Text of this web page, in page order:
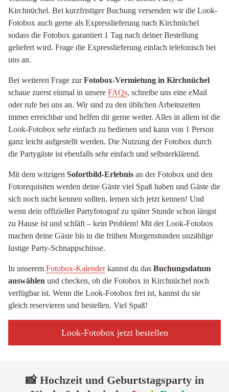
Kirchnüchel. Bei kurzfristiger Buchung versenden wir die Look-
Fotobox auch gerne als Expresslieferung nach Kirchnüchel
sodass die Fotobox garantiert 1 Tag nach deiner Bestellung
geliefert wird. Frage die Expresslieferung einfach telefonisch bei
uns an.
Bei weiteren Frage zurFotobox-Vermietung in Kirchnüchel
schaue zuerst einmal in unsere FAQs, schreibe uns eine eMail
oder rufe bei uns an. Wir sind zu den üblichen Arbeitszeiten
immer erreichbar und helfen dir gerne weiter. Alles in allem ist die
Look-Fotobox sehr einfach zu bedienen und kann von 1 Person
ganz leicht aufgestellt werden. Die Nutzung der Fotobox durch
die Partygäste ist ebenfalls sehr einfach und selbsterklärend.
Mit dem witzigen Sofortbild-Erlebnis an der Fotobox und den
Fotorequisiten werden deine Gäste viel Spaß haben und Gäste die
sich noch nicht kennen sollten, lernen sich jetzt kennen! Und
wenn dein offizieller Partyfotograf zu später Stunde schon längst
zu Hause ist und schläft – kein Problem! Mit der Look-Fotobox
machen deine Gäste bis in die frühen Morgenstunden unzählige
lustige Party-Schnappschüsse.
In unserem Fotobox-Kalenderkannst du das Buchungsdatum
auswählen und checken, ob die Fotobox in Kirchnüchel noch
verfügbar ist. Wenn die Look-Fotobox frei ist, kannst du sie
gleich reservieren und bestellen. Viel Spaß!
Look-Fotobox jetzt bestellen
📸 Hochzeit und Geburtstagsparty in